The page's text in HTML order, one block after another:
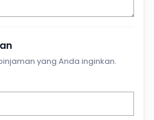
yang Anda inginkan.